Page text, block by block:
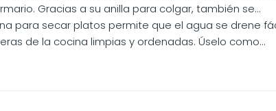
Gracias a su anilla para colgar, también se...
para secar platos permite que el agua se drene
de la cocina limpias y ordenadas. Úselo como...